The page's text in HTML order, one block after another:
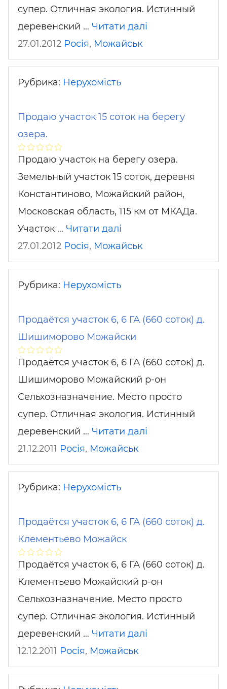
супер. Отличная экология. Истинный
деревенский … Читати далі
27.01.2012 Росія, Можайськ
Рубрика: Нерухомість
Продаю участок 15 соток на берегу
озера.
Продаю участок на берегу озера.
Земельный участок 15 соток, деревня
Константиново, Можайский район,
Московская область, 115 км от МКАДа.
Участок … Читати далі
27.01.2012 Росія, Можайськ
Рубрика: Нерухомість
Продаётся участок 6, 6 ГА (660 соток) д.
Шишиморово Можайски
Продаётся участок 6, 6 ГА (660 соток) д.
Шишиморово Можайский р-он
Сельхозназначение. Место просто
супер. Отличная экология. Истинный
деревенский … Читати далі
21.12.2011 Росія, Можайськ
Рубрика: Нерухомість
Продаётся участок 6, 6 ГА (660 соток) д.
Клементьево Можайск
Продаётся участок 6, 6 ГА (660 соток) д.
Клементьево Можайский р-он
Сельхозназначение. Место просто
супер. Отличная экология. Истинный
деревенский … Читати далі
12.12.2011 Росія, Можайськ